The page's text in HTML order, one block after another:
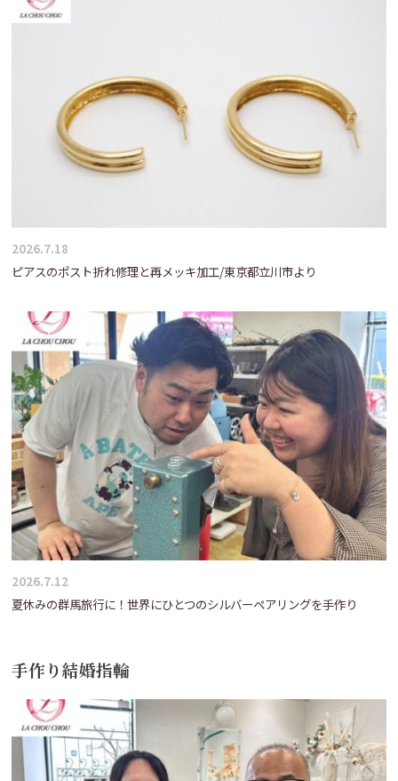
2026.7.18
ピアスのポスト折れ修理と再メッキ加工/東京都立川市より
2026.7.12
夏休みの群馬旅行に！世界にひとつのシルバーペアリングを手作り
手作り結婚指輪